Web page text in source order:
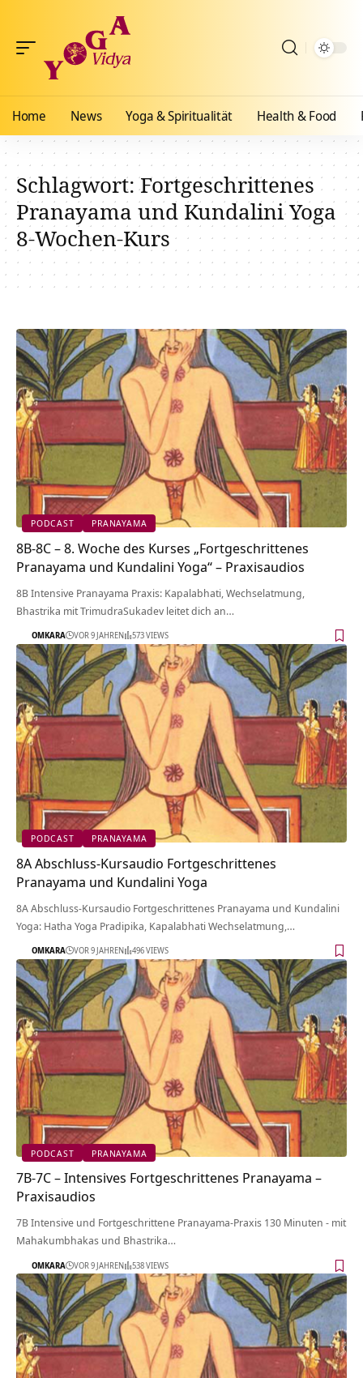
Home News Yoga & Spiritualität Health & Food
Schlagwort:Fortgeschrittenes
Pranayama und Kundalini Yoga
8-Wochen-Kurs
PODCAST PRANAYAMA
8B-8C – 8. Woche des Kurses „Fortgeschrittenes
Pranayama und Kundalini Yoga“ – Praxisaudios
8B Intensive Pranayama Praxis: Kapalabhati, Wechselatmung,
Bhastrika mit TrimudraSukadev leitet dich an…
OMKARA VOR 9 JAHREN 573 VIEWS
PODCAST PRANAYAMA
8A Abschluss-Kursaudio Fortgeschrittenes
Pranayama und Kundalini Yoga
8A Abschluss-Kursaudio Fortgeschrittenes Pranayama und Kundalini
Yoga: Hatha Yoga Pradipika, Kapalabhati Wechselatmung,…
OMKARA VOR 9 JAHREN 496 VIEWS
PODCAST PRANAYAMA
7B-7C – Intensives Fortgeschrittenes Pranayama –
Praxisaudios
7B Intensive und Fortgeschrittene Pranayama-Praxis 130 Minuten - mit
Mahakumbhakas und Bhastrika…
OMKARA VOR 9 JAHREN 538 VIEWS